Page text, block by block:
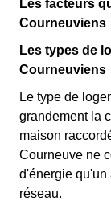
Les facteurs
Courneuviens
Les types de
Courneuviens
Le type de
grandement la
maison
Courneuve ne
d'énergie qu'un
réseau.